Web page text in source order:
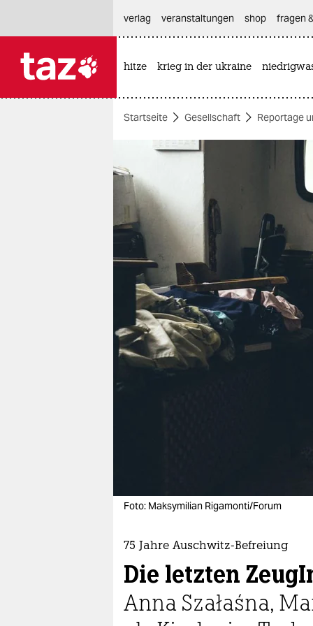
themen
politik
öko
gesellschaft
kultur
sport
berlin
nord
unterstützen
abo
genossenschaft
verlag
veranstaltungen shop fragen
hitze krieg in der ukraine
Startseite Gesellschaft Reportage
Foto: Maksymilian Rigamonti/Forum
75 Jahre Auschwitz-Befreiung
Die letzten
Anna Szałaśna,